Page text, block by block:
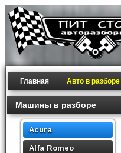
Главная Авто в разборе
Машины в разборе
Acura
Alfa Romeo